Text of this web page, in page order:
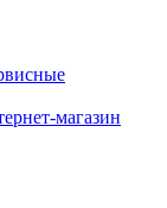
магазин